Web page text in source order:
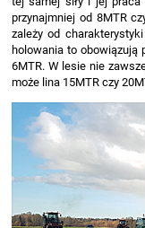
przynajmniej od 8MTR
zależy od
holowania to obowiązują
6MTR. W lesie nie
może lina 15MTR czy